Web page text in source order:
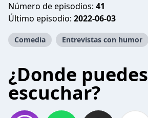
Número de episodios: 41
Último episodio: 2022-06-03
Comedia Entrevistas con humor
¿Donde puedes
escuchar?